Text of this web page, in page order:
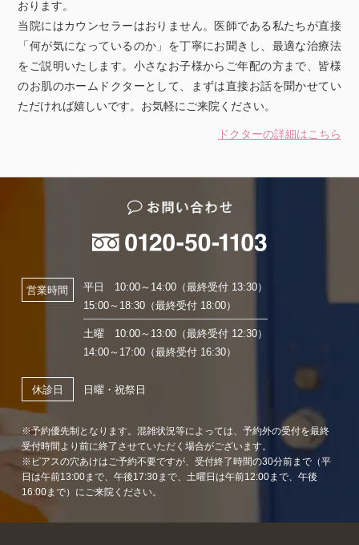
おります。
当院にはカウンセラーはおりません。医師である私たちが直接
「何が気になっているのか」を丁寧にお聞きし、最適な治療法
をご説明いたします。小さなお子様からご年配の方まで、皆様
のお肌のホームドクターとして、まずは直接お話を聞かせてい
ただければ嬉しいです。お気軽にご来院ください。
ドクターの詳細はこちら
営業時間
平日 10:00～14:00（最終受付 13:30）
15:00～18:30（最終受付 18:00）
土曜 10:00～13:00（最終受付 12:30）
14:00～17:00（最終受付 16:30）
休診日 日曜・祝祭日
※予約優先制となります。混雑状況等によっては、予約外の受付を最終
受付時間より前に終了させていただく場合がございます。
※ピアスの穴あけはご予約不要ですが、受付終了時間の30分前まで（平
日は午前13:00まで、午後17:30まで、土曜日は午前12:00まで、午後
16:00まで）にご来院ください。